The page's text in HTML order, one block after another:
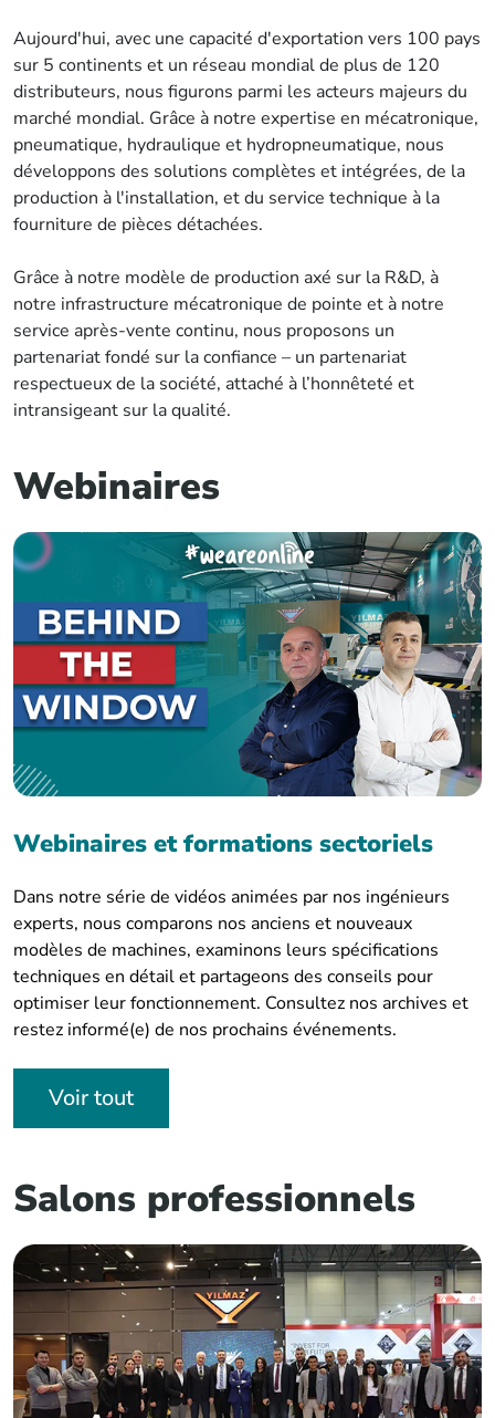
Aujourd'hui, avec une capacité d'exportation vers 100 pays
sur 5 continents et un réseau mondial de plus de 120
distributeurs, nous figurons parmi les acteurs majeurs du
marché mondial. Grâce à notre expertise en mécatronique,
pneumatique, hydraulique et hydropneumatique, nous
développons des solutions complètes et intégrées, de la
production à l'installation, et du service technique à la
fourniture de pièces détachées.
Grâce à notre modèle de production axé sur la R&D, à
notre infrastructure mécatronique de pointe et à notre
service après-vente continu, nous proposons un
partenariat fondé sur la confiance – un partenariat
respectueux de la société, attaché à l’honnêteté et
intransigeant sur la qualité.
Webinaires
Webinaires et formations sectoriels
Dans notre série de vidéos animées par nos ingénieurs
experts, nous comparons nos anciens et nouveaux
modèles de machines, examinons leurs spécifications
techniques en détail et partageons des conseils pour
optimiser leur fonctionnement. Consultez nos archives et
restez informé(e) de nos prochains événements.
Voir tout
Salons professionnels